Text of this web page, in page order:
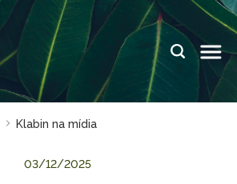
principal
IDIOMAS:
ES
ESPAÇOS KLABIN
Investidores
Klabin na mídia
03/12/2025